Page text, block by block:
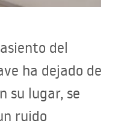
del
ha dejado de
su lugar, se
ruido